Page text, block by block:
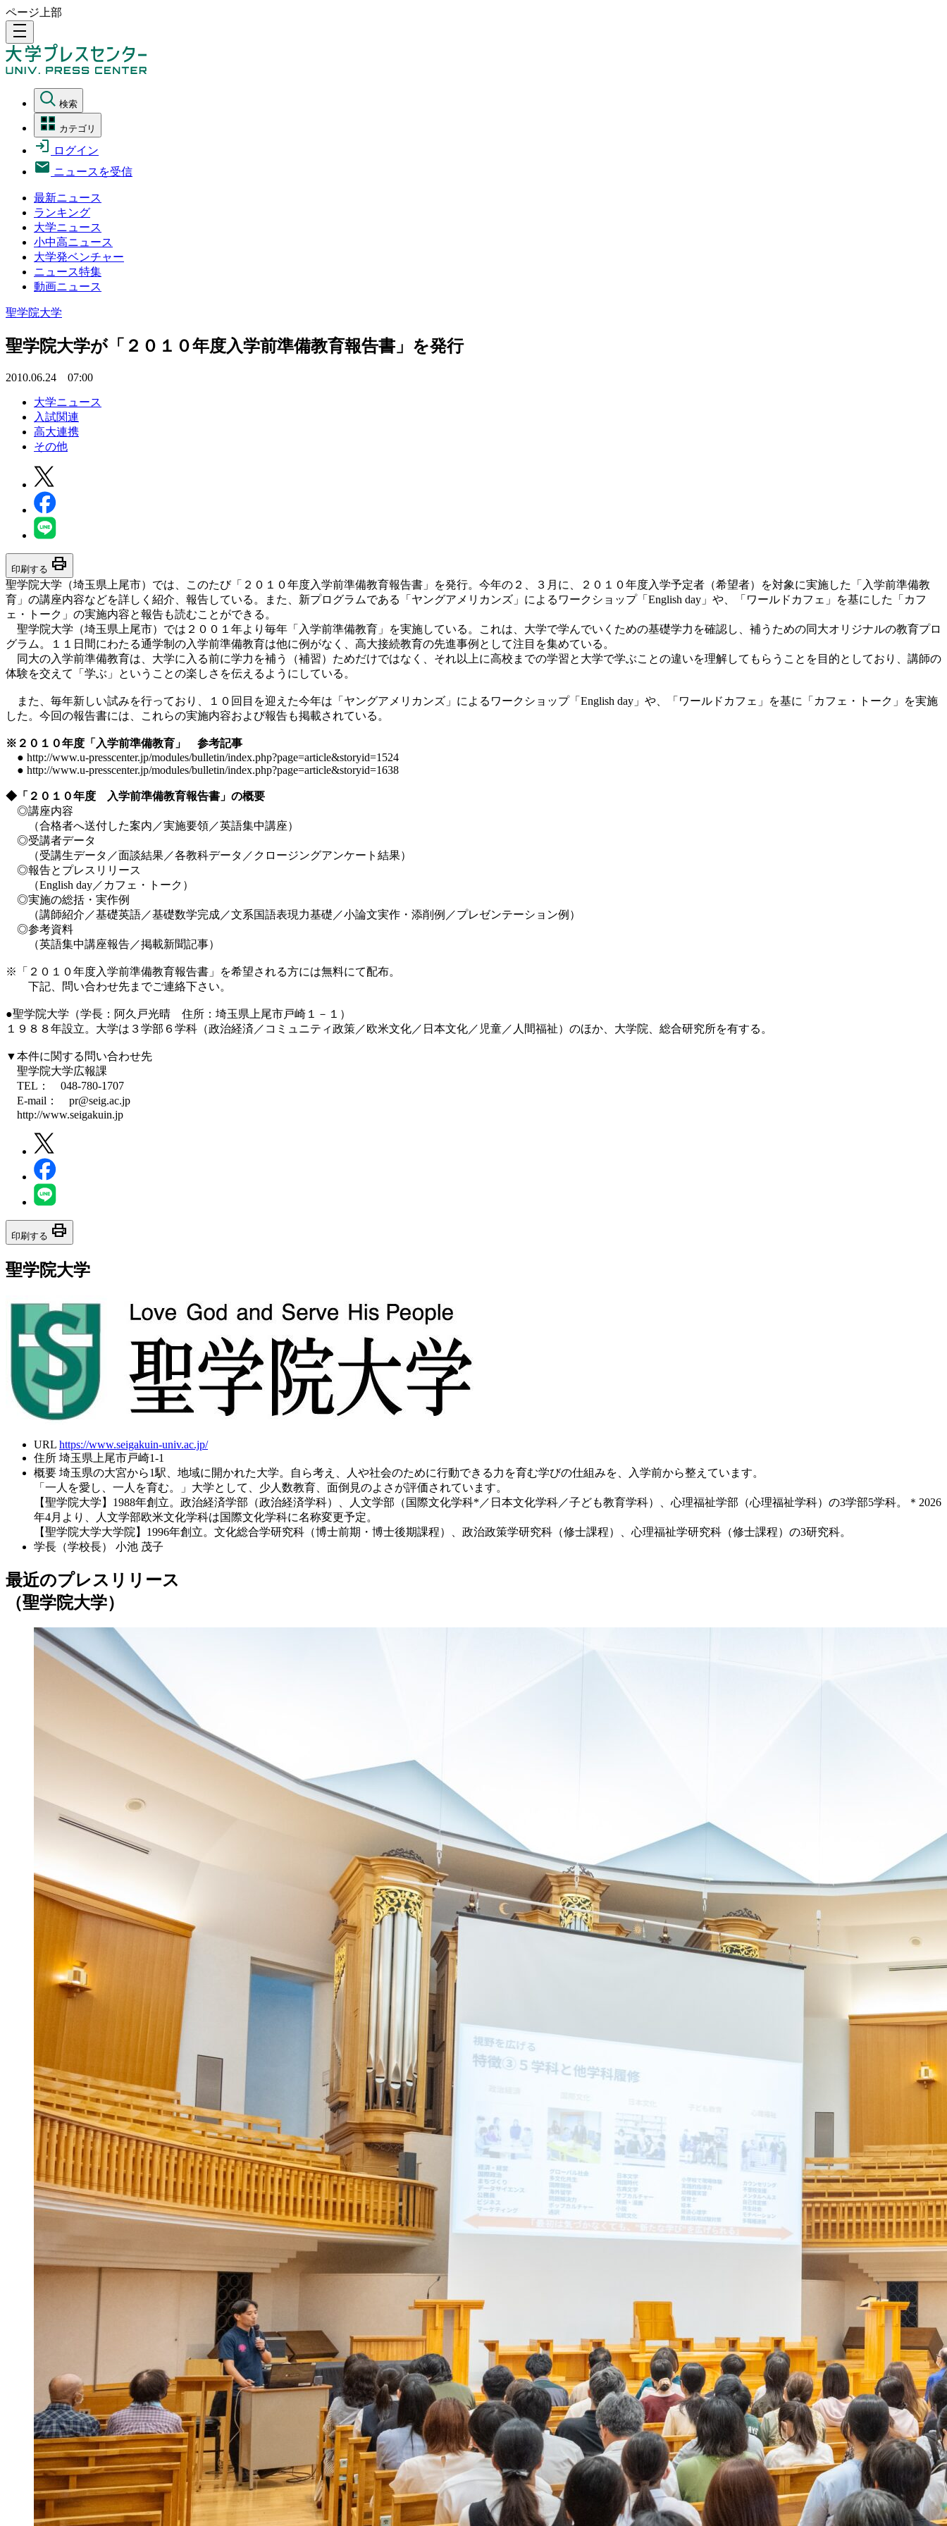
ページ上部
density_medium
検索
カテゴリ
ログイン
ニュースを受信
最新ニュース
ランキング
大学ニュース
小中高ニュース
大学発ベンチャー
ニュース特集
動画ニュース
聖学院大学
聖学院大学が「２０１０年度入学前準備教育報告書」を発行
2010.06.24 07:00
大学ニュース
入試関連
高大連携
その他
印刷する print
聖学院大学（埼玉県上尾市）では、このたび「２０１０年度入学前準備教育報告書」を発行。今年の２、３月に、２０１０年度入学予定者（希望者）を対象に実施した「入学前準備教
育」の講座内容などを詳しく紹介、報告している。また、新プログラムである「ヤングアメリカンズ」によるワークショップ「English day」や、「ワールドカフェ」を基にした「カフ
ェ・トーク」の実施内容と報告も読むことができる。
聖学院大学（埼玉県上尾市）では２００１年より毎年「入学前準備教育」を実施している。これは、大学で学んでいくための基礎学力を確認し、補うための同大オリジナルの教育プロ
グラム。１１日間にわたる通学制の入学前準備教育は他に例がなく、高大接続教育の先進事例として注目を集めている。
同大の入学前準備教育は、大学に入る前に学力を補う（補習）ためだけではなく、それ以上に高校までの学習と大学で学ぶことの違いを理解してもらうことを目的としており、講師の
体験を交えて「学ぶ」ということの楽しさを伝えるようにしている。
また、毎年新しい試みを行っており、１０回目を迎えた今年は「ヤングアメリカンズ」によるワークショップ「English day」や、「ワールドカフェ」を基に「カフェ・トーク」を実施
した。今回の報告書には、これらの実施内容および報告も掲載されている。
※２０１０年度「入学前準備教育」 参考記事
● http://www.u-presscenter.jp/modules/bulletin/index.php?page=article&storyid=1524
● http://www.u-presscenter.jp/modules/bulletin/index.php?page=article&storyid=1638
◆「２０１０年度 入学前準備教育報告書」の概要
◎講座内容
（合格者へ送付した案内／実施要領／英語集中講座）
◎受講者データ
（受講生データ／面談結果／各教科データ／クロージングアンケート結果）
◎報告とプレスリリース
（English day／カフェ・トーク）
◎実施の総括・実作例
（講師紹介／基礎英語／基礎数学完成／文系国語表現力基礎／小論文実作・添削例／プレゼンテーション例）
◎参考資料
（英語集中講座報告／掲載新聞記事）
※「２０１０年度入学前準備教育報告書」を希望される方には無料にて配布。
下記、問い合わせ先までご連絡下さい。
●聖学院大学（学長：阿久戸光晴 住所：埼玉県上尾市戸崎１－１）
１９８８年設立。大学は３学部６学科（政治経済／コミュニティ政策／欧米文化／日本文化／児童／人間福祉）のほか、大学院、総合研究所を有する。
▼本件に関する問い合わせ先
聖学院大学広報課
TEL： 048-780-1707
E-mail： pr@seig.ac.jp
http://www.seigakuin.jp
印刷する print
聖学院大学
URL https://www.seigakuin-univ.ac.jp/
住所 埼玉県上尾市戸崎1-1
概要 埼玉県の大宮から1駅、地域に開かれた大学。自ら考え、人や社会のために行動できる力を育む学びの仕組みを、入学前から整えています。
「一人を愛し、一人を育む。」大学として、少人数教育、面倒見のよさが評価されています。
【聖学院大学】1988年創立。政治経済学部（政治経済学科）、人文学部（国際文化学科*／日本文化学科／子ども教育学科）、心理福祉学部（心理福祉学科）の3学部5学科。＊2026
年4月より、人文学部欧米文化学科は国際文化学科に名称変更予定。
【聖学院大学大学院】1996年創立。文化総合学研究科（博士前期・博士後期課程）、政治政策学研究科（修士課程）、心理福祉学研究科（修士課程）の3研究科。
学長（学校長）
小池 茂子
最近のプレスリリース
（聖学院大学）